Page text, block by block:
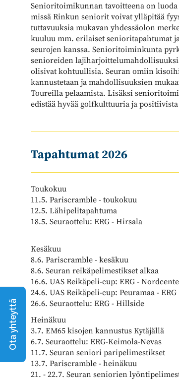
Ota yhteyttä
Senioritoimikunnan tavoitteena on
missä Rinkun seniorit voivat ylläpitää
tuttavuuksia mukavan yhdessäolon
kuuluu mm. erilaiset senioritapahtumat
seurojen kanssa. Senioritoiminkunta
senioreiden
olisivat kohtuullisia. Seuran omiin
kannustetaan ja mahdollisuuksien
Toureilla pelaamista. Lisäksi
edistää hyvää golfkulttuuria ja
Tapahtumat 2026
Toukokuu
11.5. Pariscramble - toukokuu
12.5. Lähipelitapahtuma
18.5. Seuraottelu: ERG - Hirsala
Kesäkuu
8.6. Pariscramble - kesäkuu
8.6. Seuran reikäpelimestikset alkaa
16.6. UAS Reikäpeli-cup: ERG -
24.6. UAS Reikäpeli-cup: Peuramaa - ERG
26.6. Seuraottelu: ERG - Hillside
Heinäkuu
3.7. EM65 kisojen kannustus Kytäjällä
6.7. Seuraottelu: ERG-Keimola-Nevas
11.7. Seuran seniori paripelimestikset
13.7. Pariscramble - heinäkuu
21. - 22.7. Seuran seniorien